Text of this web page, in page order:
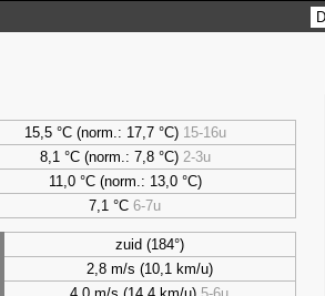
15,5 °C (norm.: 17,7 °C) 15-16u
8,1 °C (norm.: 7,8 °C) 2-3u
11,0 °C (norm.: 13,0 °C)
7,1 °C6-7u
zuid (184°)
2,8 m/s (10,1 km/u)